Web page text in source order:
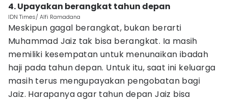
4. Upayakan berangkat tahun depan
IDN Times/ Alfi Ramadana
Meskipun gagal berangkat, bukan berarti
Muhammad Jaiz tak bisa berangkat. Ia masih
memiliki kesempatan untuk menunaikan ibadah
haji pada tahun depan. Untuk itu, saat ini keluarga
masih terus mengupayakan pengobatan bagi
Jaiz. Harapanya agar tahun depan Jaiz bisa